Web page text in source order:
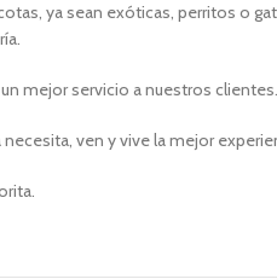
ya sean exóticas, perritos o
mejor servicio a nuestros clientes.
ven y vive la mejor